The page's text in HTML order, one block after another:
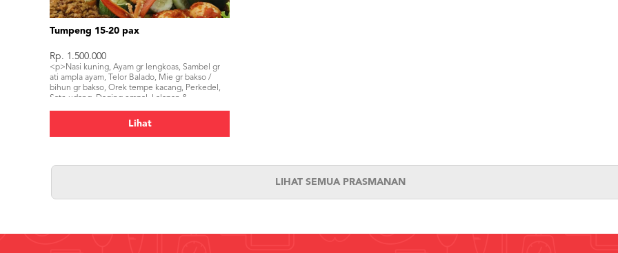
Tumpeng 15-20 pax
Rp. 1.500.000
<p>Nasi kuning, Ayam gr lengkoas, Sambel gr
ati ampla ayam, Telor Balado, Mie gr bakso /
bihun gr bakso, Orek tempe kacang, Perkedel,
Sate udang, Daging empal, Lalapan &
Lihat
LIHAT SEMUA PRASMANAN